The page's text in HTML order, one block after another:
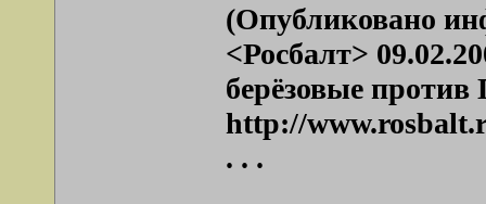
(Опубликовано
<Росбалт>
берёзовые против
http://
. . .